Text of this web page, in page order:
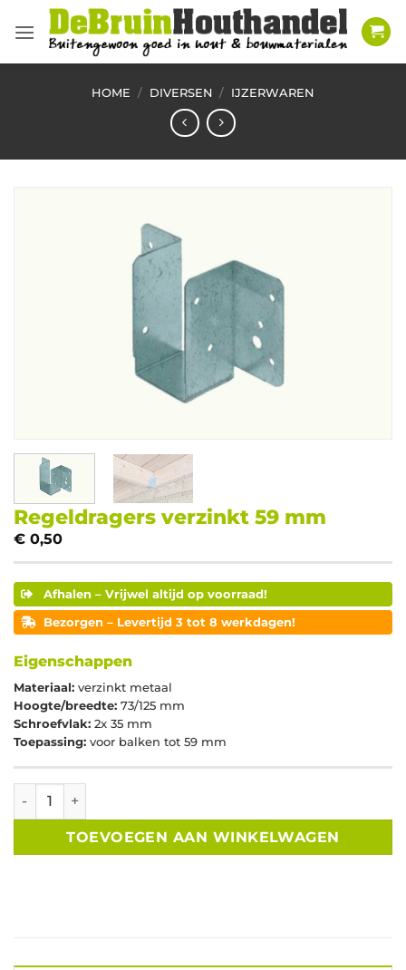
naar
HOME / DIVERSEN / IJZERWAREN
Regeldragers verzinkt 59 mm
€ 0,50
Afhalen – Vrijwel altijd op voorraad!
Bezorgen – Levertijd 3 tot 8 werkdagen!
Eigenschappen
Materiaal: verzinkt metaal
Hoogte/breedte: 73/125 mm
Schroefvlak: 2x 35 mm
Toepassing: voor balken tot 59 mm
Regeldragers verzinkt 59 mm aantal
TOEVOEGEN AAN WINKELWAGEN